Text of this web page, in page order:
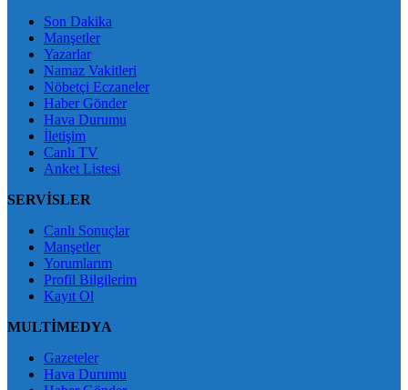
Son Dakika
Manşetler
Yazarlar
Namaz Vakitleri
Nöbetçi Eczaneler
Haber Gönder
Hava Durumu
İletişim
Canlı TV
Anket Listesi
SERVİSLER
Canlı Sonuçlar
Manşetler
Yorumlarım
Profil Bilgilerim
Kayıt Ol
MULTİMEDYA
Gazeteler
Hava Durumu